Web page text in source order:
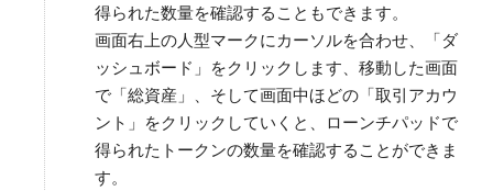
得られた数量を確認することもできます。
画面右上の人型マークにカーソルを合わせ、「ダ
ッシュボード」をクリックします、移動した画面
で「総資産」、そして画面中ほどの「取引アカウ
ント」をクリックしていくと、ローンチパッドで
得られたトークンの数量を確認することができま
す。